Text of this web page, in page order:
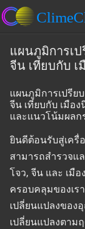
แผนภูมิการเ
จีน เทียบกับ เ
แผนภูมิการเปรีย
จีน เทียบกับ เมือ
และแนวโน้มผลก
ยินดีต้อนรับสู่เครื่
สามารถสำรวจแ
โจว, จีน และ เมื
ครอบคลุมของเร
เปลี่ยนแปลงขอ
เปลี่ยนแปลงตาม